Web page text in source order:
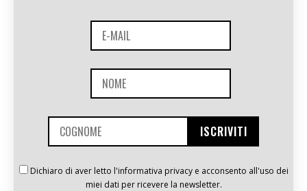
Dichiaro di aver letto l'informativa privacy e acconsento all'uso dei
miei dati per ricevere la newsletter.